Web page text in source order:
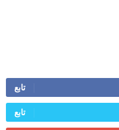
تابع
تابع